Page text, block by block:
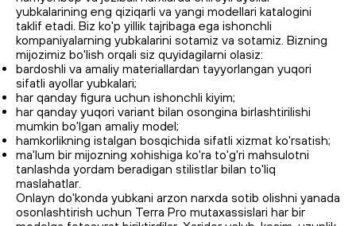
yubkalarining eng qiziqarli va yangi modellari katalogini
taklif etadi. Biz ko'p yillik tajribaga ega ishonchli
kompaniyalarning yubkalarini sotamiz va sotamiz. Bizning
mijozimiz bo'lish orqali siz quyidagilarni olasiz:
bardoshli va amaliy materiallardan tayyorlangan yuqori
sifatli ayollar yubkalari;
har qanday figura uchun ishonchli kiyim;
har qanday yuqori variant bilan osongina birlashtirilishi
mumkin bo'lgan amaliy model;
hamkorlikning istalgan bosqichida sifatli xizmat ko'rsatish;
ma'lum bir mijozning xohishiga ko'ra to'g'ri mahsulotni
tanlashda yordam beradigan stilistlar bilan to'liq
maslahatlar.
Onlayn do'konda yubkani arzon narxda sotib olishni yanada
osonlashtirish uchun Terra Pro mutaxassislari har bir